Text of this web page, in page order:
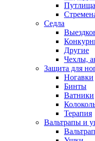
Путлища
Седла
Другие
Чехлы,
Защита для
Ногавки
Бинты
Ватники
Терапия
Вальтрапы и